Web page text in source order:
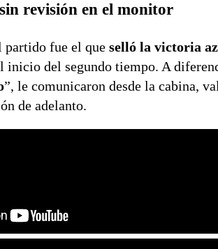
revisión en el monitor
partido fue el que selló la victoria
inicio del segundo tiempo. A
”, le comunicaron desde la cabina,
de adelanto.